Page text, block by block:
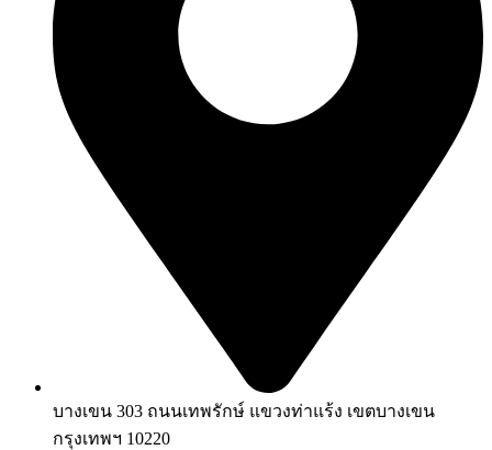
บางเขน 303 ถนนเทพรักษ์ แขวงท่าแร้ง เขตบางเขน
กรุงเทพฯ 10220